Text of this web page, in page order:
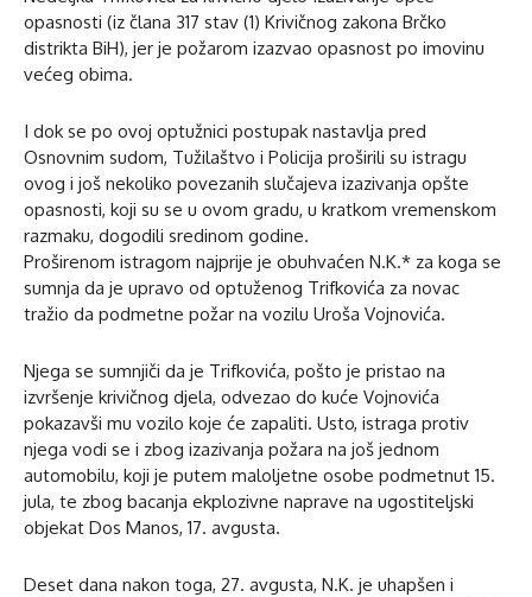
opasnosti (iz člana 317 stav (1) Krivičnog zakona Brčko
distrikta BiH), jer je požarom izazvao opasnost po imovinu
većeg obima.
I dok se po ovoj optužnici postupak nastavlja pred
Osnovnim sudom, Tužilaštvo i Policija proširili su istragu
ovog i još nekoliko povezanih slučajeva izazivanja opšte
opasnosti, koji su se u ovom gradu, u kratkom vremenskom
razmaku, dogodili sredinom godine.
Proširenom istragom najprije je obuhvaćen N.K.* za koga se
sumnja da je upravo od optuženog Trifkovića za novac
tražio da podmetne požar na vozilu Uroša Vojnovića.
Njega se sumnjiči da je Trifkovića, pošto je pristao na
izvršenje krivičnog djela, odvezao do kuće Vojnovića
pokazavši mu vozilo koje će zapaliti. Usto, istraga protiv
njega vodi se i zbog izazivanja požara na još jednom
automobilu, koji je putem maloljetne osobe podmetnut 15.
jula, te zbog bacanja ekplozivne naprave na ugostiteljski
objekat Dos Manos, 17. avgusta.
Deset dana nakon toga, 27. avgusta, N.K. je uhapšen i